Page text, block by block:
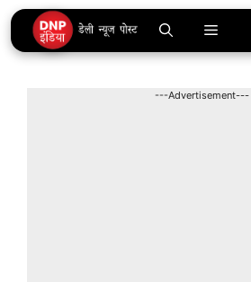
Skip
to
content
Menu
---Advertisement---